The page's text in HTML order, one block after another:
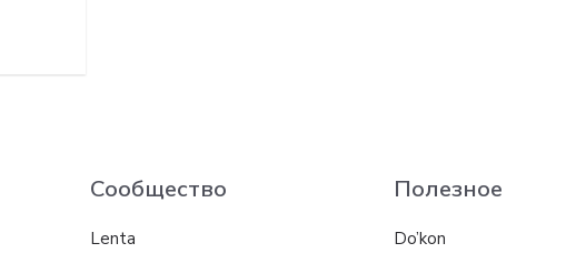
Сообщество
Lenta
Полезное
Do’kon